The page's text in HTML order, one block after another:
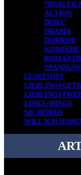
ACTION
DOKU
DRAMA
HORROR
KOMÖDIE
LESESTOFF
LINKS+DINGS
SIE HÖREN
WILL ICH